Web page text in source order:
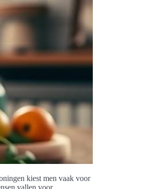
kiest men vaak voor